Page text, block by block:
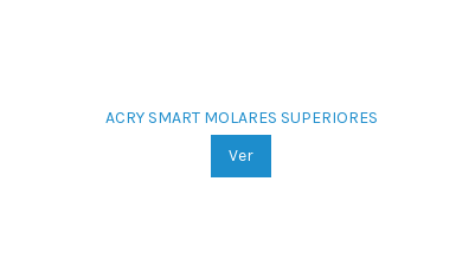
ACRY SMART MOLARES SUPERIORES
Ver